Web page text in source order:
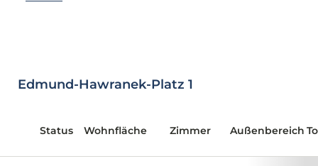
Edmund-Hawranek-Platz 1
Status Wohnfläche Zimmer Außenbereich